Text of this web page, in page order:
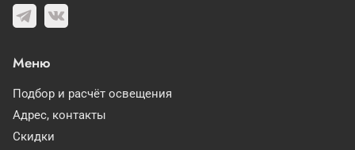
Меню
Подбор и расчёт освещения
Адрес, контакты
Скидки